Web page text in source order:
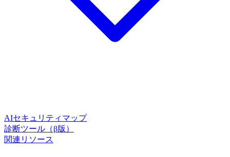
AIセキュリティマップ
診断ツール（β版）
関連リソース